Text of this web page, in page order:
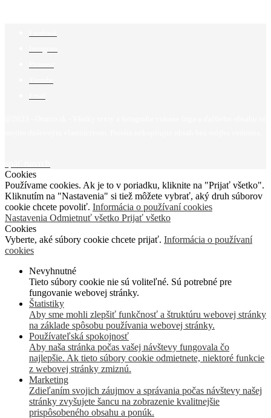
Cookies
Používame cookies. Ak je to v poriadku, kliknite na "Prijať všetko".
Kliknutím na "Nastavenia" si tiež môžete vybrať, aký druh súborov
cookie chcete povoliť. Informácia o používaní cookies
Nastavenia Odmietnuť všetko Prijať všetko
Cookies
Vyberte, aké súbory cookie chcete prijať. Informácia o používaní
cookies
Nevyhnutné
Tieto súbory cookie nie sú voliteľné. Sú potrebné pre
fungovanie webovej stránky.
Štatistiky
Aby sme mohli zlepšiť funkčnosť a štruktúru webovej stránky
na základe spôsobu používania webovej stránky.
Používateľská spokojnosť
Aby naša stránka počas vašej návštevy fungovala čo
najlepšie. Ak tieto súbory cookie odmietnete, niektoré funkcie
z webovej stránky zmiznú.
Marketing
Zdieľaním svojich záujmov a správania počas návštevy našej
stránky zvyšujete šancu na zobrazenie kvalitnejšie
prispôsobeného obsahu a ponúk.